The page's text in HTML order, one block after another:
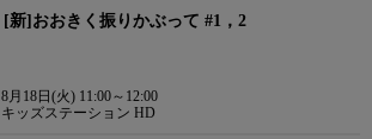
[新]おおきく振りかぶって #1，2
8月18日(火) 11:00～12:00
キッズステーション HD